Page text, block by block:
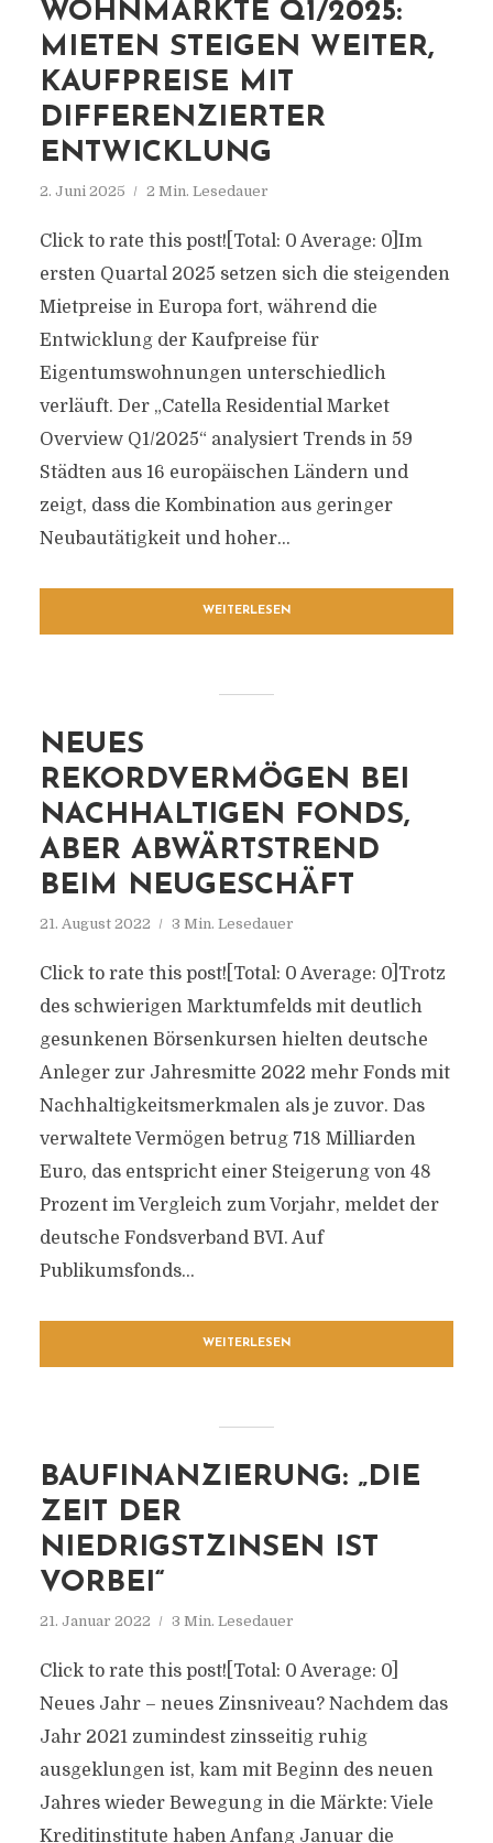
WOHNMÄRKTE Q1/2025:
MIETEN STEIGEN WEITER,
KAUFPREISE MIT
DIFFERENZIERTER
ENTWICKLUNG
2. Juni 2025 2 Min. Lesedauer
Click to rate this post![Total: 0 Average: 0]Im
ersten Quartal 2025 setzen sich die steigenden
Mietpreise in Europa fort, während die
Entwicklung der Kaufpreise für
Eigentumswohnungen unterschiedlich
verläuft. Der „Catella Residential Market
Overview Q1/2025“ analysiert Trends in 59
Städten aus 16 europäischen Ländern und
zeigt, dass die Kombination aus geringer
Neubautätigkeit und hoher...
WEITERLESEN
NEUES
REKORDVERMÖGEN BEI
NACHHALTIGEN FONDS,
ABER ABWÄRTSTREND
BEIM NEUGESCHÄFT
21. August 2022 3 Min. Lesedauer
Click to rate this post![Total: 0 Average: 0]Trotz
des schwierigen Marktumfelds mit deutlich
gesunkenen Börsenkursen hielten deutsche
Anleger zur Jahresmitte 2022 mehr Fonds mit
Nachhaltigkeitsmerkmalen als je zuvor. Das
verwaltete Vermögen betrug 718 Milliarden
Euro, das entspricht einer Steigerung von 48
Prozent im Vergleich zum Vorjahr, meldet der
deutsche Fondsverband BVI. Auf
Publikumsfonds...
WEITERLESEN
BAUFINANZIERUNG: „DIE
ZEIT DER
NIEDRIGSTZINSEN IST
VORBEI“
21. Januar 2022 3 Min. Lesedauer
Click to rate this post![Total: 0 Average: 0]
Neues Jahr – neues Zinsniveau? Nachdem das
Jahr 2021 zumindest zinsseitig ruhig
ausgeklungen ist, kam mit Beginn des neuen
Jahres wieder Bewegung in die Märkte: Viele
Kreditinstitute haben Anfang Januar die